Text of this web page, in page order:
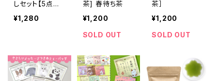
しセット【5点ま
で送料無料】
¥1,280
茶] 春待ち茶
¥1,200
SOLD OUT
茶］
¥1,200
SOLD OUT